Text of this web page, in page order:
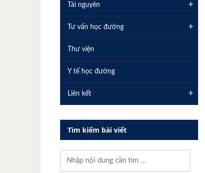
Tài nguyên +
Tư vấn học đường +
Thư viện
Y tế học đường
Liên kết +
Tìm kiếm bài viết